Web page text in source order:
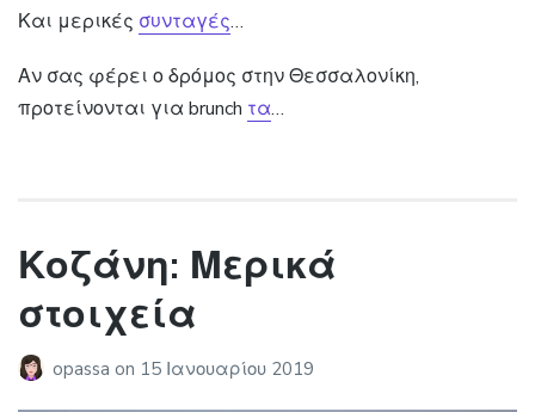
Και μερικές συνταγές…
Αν σας φέρει ο δρόμος στην Θεσσαλονίκη,
προτείνονται για brunch τα…
Κοζάνη: Μερικά
στοιχεία
opassa on 15 Ιανουαρίου 2019